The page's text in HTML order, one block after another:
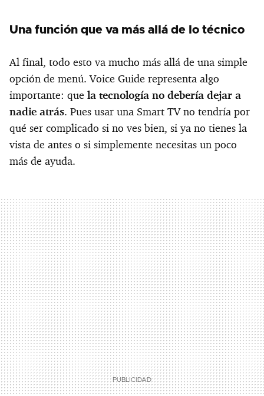
Una función que va más allá de lo técnico
Al final, todo esto va mucho más allá de una simple
opción de menú. Voice Guide representa algo
importante: que la tecnología no debería dejar a
nadie atrás. Pues usar una Smart TV no tendría por
qué ser complicado si no ves bien, si ya no tienes la
vista de antes o si simplemente necesitas un poco
más de ayuda.